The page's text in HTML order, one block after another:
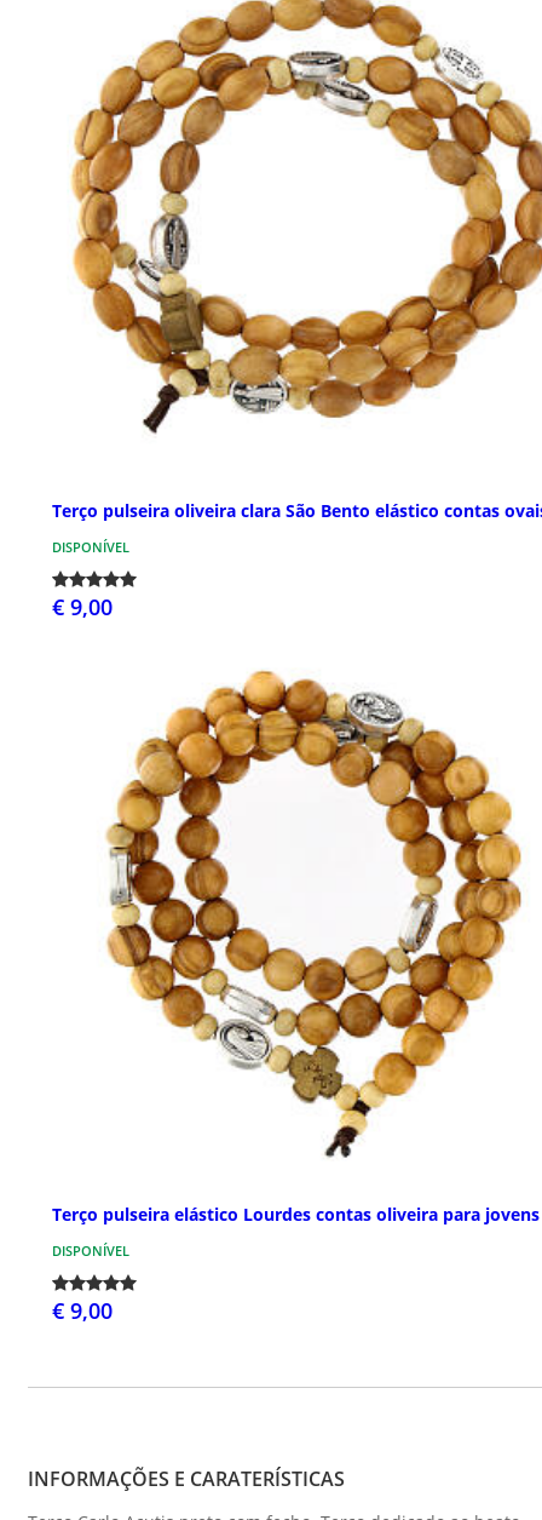
Terço pulseira oliveira clara São Bento elástico contas
DISPONÍVEL
€ 9,00
Terço pulseira elástico Lourdes contas oliveira para jovens
DISPONÍVEL
€ 9,00
INFORMAÇÕES E CARATERÍSTICAS